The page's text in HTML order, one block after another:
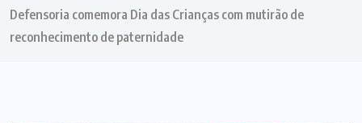
Defensoria comemora Dia das Crianças com mutirão de
reconhecimento de paternidade